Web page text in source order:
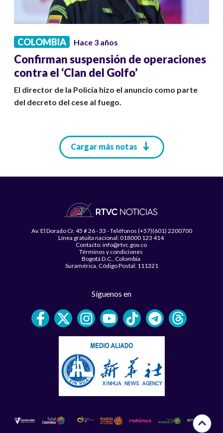
COLOMBIA Hace 3 años
Confirman suspensión de operaciones
contra el ‘Clan del Golfo’
El director de la Policía hizo el anuncio como parte
del decreto del cese al fuego.
Cargar más notas
Av. El Dorado Cr. 45 # 26 - 33 - Teléfonos (+57)(601) 2200700
Línea gratuita nacional: 018000 123 414
Contacto: info@rtvc.gov.co
Términos y condiciones
Bogotá D.C., Colombia
Suramérica, Código Postal: 111321
Síguenos en